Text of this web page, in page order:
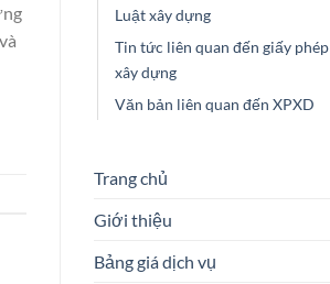
Luật xây dựng
Tin tức liên quan đến giấy phép
xây dựng
Văn bản liên quan đến XPXD
Trang chủ
Giới thiệu
Bảng giá dịch vụ